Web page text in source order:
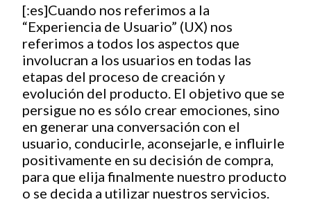
[:es]Cuando nos referimos a la
“Experiencia de Usuario” (UX) nos
referimos a todos los aspectos que
involucran a los usuarios en todas las
etapas del proceso de creación y
evolución del producto. El objetivo que se
persigue no es sólo crear emociones, sino
en generar una conversación con el
usuario, conducirle, aconsejarle, e influirle
positivamente en su decisión de compra,
para que elija finalmente nuestro producto
o se decida a utilizar nuestros servicios.